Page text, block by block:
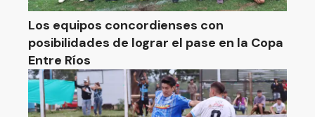
Los equipos concordienses con
posibilidades de lograr el pase en la Copa
Entre Ríos